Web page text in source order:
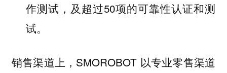
作测试，及超过50项的可靠性认证和测
试。
销售渠道上，SMOROBOT 以专业零售渠道